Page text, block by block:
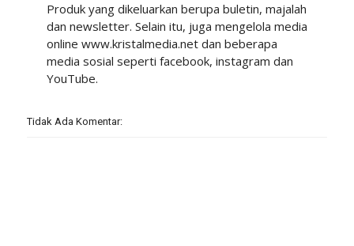
Produk yang dikeluarkan berupa buletin, majalah
dan newsletter. Selain itu, juga mengelola media
online www.kristalmedia.net dan beberapa
media sosial seperti facebook, instagram dan
YouTube.
Tidak Ada Komentar: